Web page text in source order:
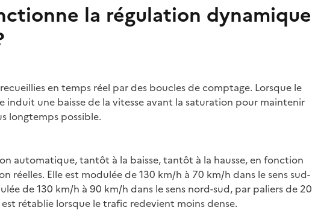
la régulation dynamique
en temps réel par des boucles de comptage. Lorsque le
induit une baisse de la vitesse avant la saturation pour maintenir
longtemps possible.
automatique, tantôt à la baisse, tantôt à la hausse, en fonction
réelles. Elle est modulée de 130 km/h à 70 km/h dans le sens sud-
de 130 km/h à 90 km/h dans le sens nord-sud, par paliers de 20
rétablie lorsque le trafic redevient moins dense.